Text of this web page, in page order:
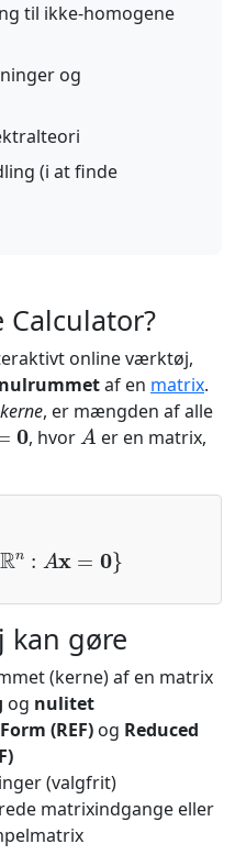
til ikke-homogene
og
(i at finde
Calculator?
online værktøj,
nulrummetaf en matrix.
kerne, er mængden af alle
0
, hvor
A
er en matrix,
Rn A x=0}
gøre
(kerne) af en matrix
og nulitet
(REF) og Reduced
(valgfrit)
matrixindgange eller